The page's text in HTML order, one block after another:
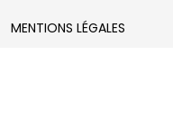
MENTIONS LÉGALES